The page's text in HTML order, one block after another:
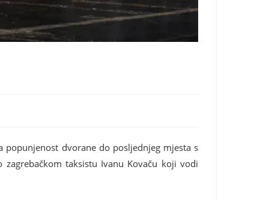
dvorane do posljednjeg mjesta s
taksistu Ivanu Kovaču koji vodi